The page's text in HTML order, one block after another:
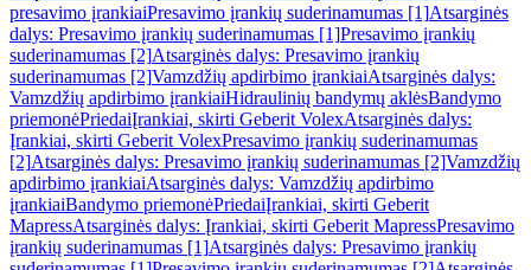
presavimo įrankiaiPresavimo įrankių suderinamumas [1]Atsarginės
dalys: Presavimo įrankių suderinamumas [1]Presavimo įrankių
suderinamumas [2]Atsarginės dalys: Presavimo įrankių
suderinamumas [2]Vamzdžių apdirbimo įrankiaiAtsarginės dalys:
Vamzdžių apdirbimo įrankiaiHidraulinių bandymų aklėsBandymo
priemonėPriedaiĮrankiai, skirti Geberit VolexAtsarginės dalys:
Įrankiai, skirti Geberit VolexPresavimo įrankių suderinamumas
[2]Atsarginės dalys: Presavimo įrankių suderinamumas [2]Vamzdžių
apdirbimo įrankiaiAtsarginės dalys: Vamzdžių apdirbimo
įrankiaiBandymo priemonėPriedaiĮrankiai, skirti Geberit
MapressAtsarginės dalys: Įrankiai, skirti Geberit MapressPresavimo
įrankių suderinamumas [1]Atsarginės dalys: Presavimo įrankių